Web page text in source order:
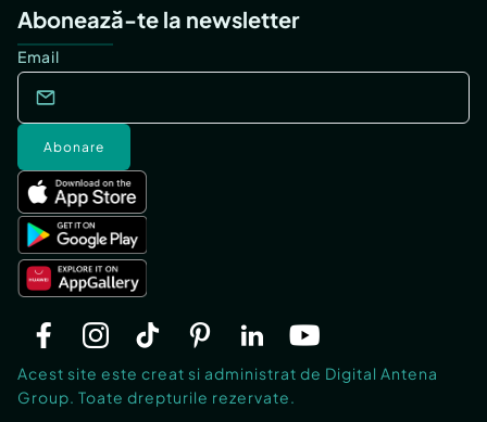
Abonează-te la newsletter
Email
Abonare
Acest site este creat si administrat de Digital Antena
Group. Toate drepturile rezervate.